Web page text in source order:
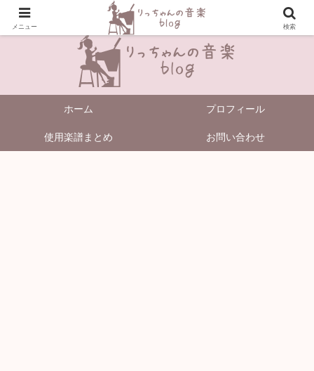
＼Enjoy Music!／
ホーム プロフィール
使用楽譜まとめ お問い合わせ
メニュー 検索